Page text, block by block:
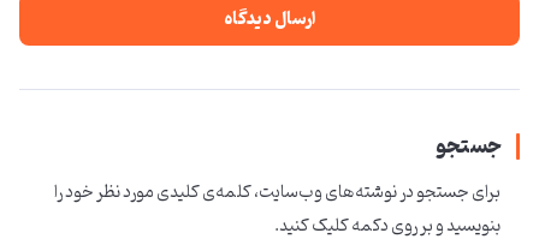
ارسال دیدگاه
جستجو
برای جستجو در نوشته‌های وب‌سایت، کلمه‌ی کلیدی مورد نظر خود را
بنویسید و بر روی دکمه کلیک کنید.